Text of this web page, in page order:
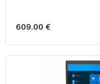
609.00 €